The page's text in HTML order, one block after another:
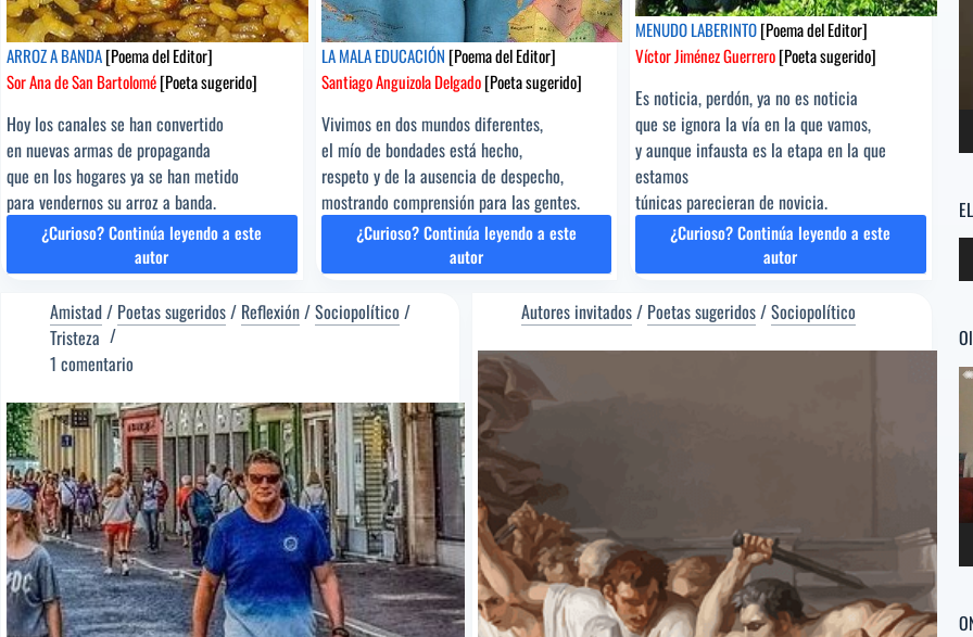
ARROZ A BANDA[Poema del Editor]
Sor Ana de San Bartolomé[Poeta sugerido]
Hoy los canales se han convertido
en nuevas armas de propaganda
que en los hogares ya se han metido
para vendernos su arroz a banda.
¿Curioso? Continúa leyendo a este
autor
ARROZ
A
[Poema
Sor
Ana
de
San
Bartolomé
[Poeta
sugerido]
LA MALA EDUCACIÓN [Poema del Editor]
Santiago Anguizola Delgado[Poeta sugerido]
Vivimos en dos mundos diferentes,
el mío de bondades está hecho,
respeto y de la ausencia de despecho,
mostrando comprensión para las gentes.
¿Curioso? Continúa leyendo a este
autor
LA
MALA
EDUCACIÓN
del
Editor]
Santiago
Anguizola
Delgado
[Poeta
sugerido]
MENUDO LABERINTO[Poema del Editor]
Víctor Jiménez Guerrero[Poeta sugerido]
Es noticia, perdón, ya no es noticia
que se ignora la vía en la que vamos,
y aunque infausta es la etapa en la que
estamos
túnicas parecieran de novicia.
¿Curioso? Continúa leyendo a este
autorMENUDO
LABERINTO
[Poema
del
Editor]
Amistad/ Poetas sugeridos/ Reflexión/Sociopolítico /
Tristeza
1 comentario
Autores invitados/ Poetas sugeridos/Sociopolítico
de